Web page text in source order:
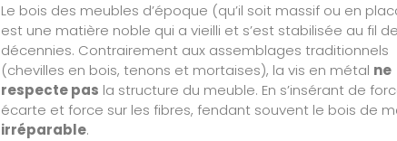
Le bois des meubles d’époque (qu’il soit massif ou en
est une matière noble qui a vieilli et s’est stabilisée au fil
décennies. Contrairement aux assemblages traditionnels
(chevilles en bois, tenons et mortaises), la vis en métal ne
respecte pas la structure du meuble. En s’insérant de
écarte et force sur les fibres, fendant souvent le bois de
irréparable.